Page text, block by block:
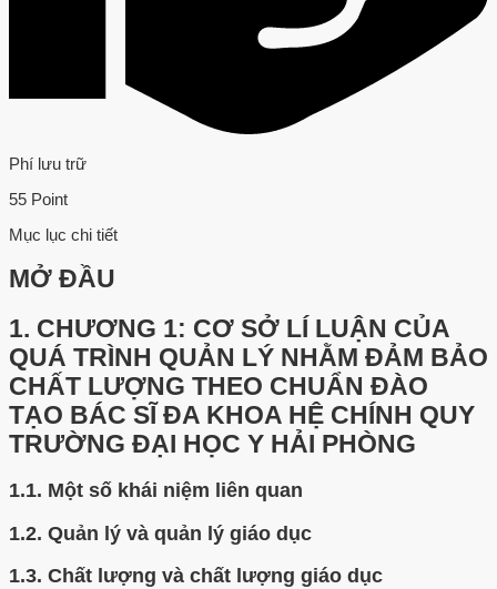
Phí lưu trữ
55 Point
Mục lục chi tiết
MỞ ĐẦU
1. CHƯƠNG 1: CƠ SỞ LÍ LUẬN CỦA
QUÁ TRÌNH QUẢN LÝ NHẰM ĐẢM BẢO
CHẤT LƯỢNG THEO CHUẨN ĐÀO
TẠO BÁC SĨ ĐA KHOA HỆ CHÍNH QUY
TRƯỜNG ĐẠI HỌC Y HẢI PHÒNG
1.1. Một số khái niệm liên quan
1.2. Quản lý và quản lý giáo dục
1.3. Chất lượng và chất lượng giáo dục